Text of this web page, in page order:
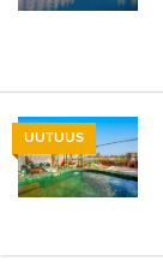
UUTUUS